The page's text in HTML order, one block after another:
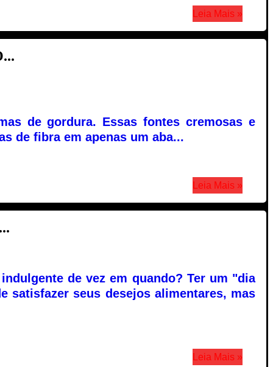
Leia Mais »
de gordura. Essas fontes cremosas e
de fibra em apenas um aba...
Leia Mais »
de vez em quando? Ter um "dia
satisfazer seus desejos alimentares, mas
Leia Mais »